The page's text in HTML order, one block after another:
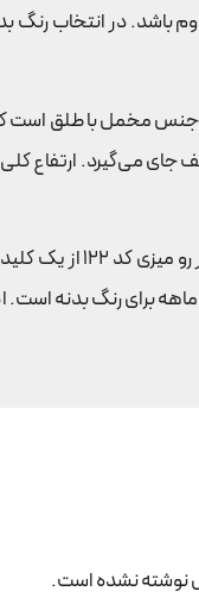
باشد. در انتخاب
جنس مخمل با طلق
نوشته نشده است.